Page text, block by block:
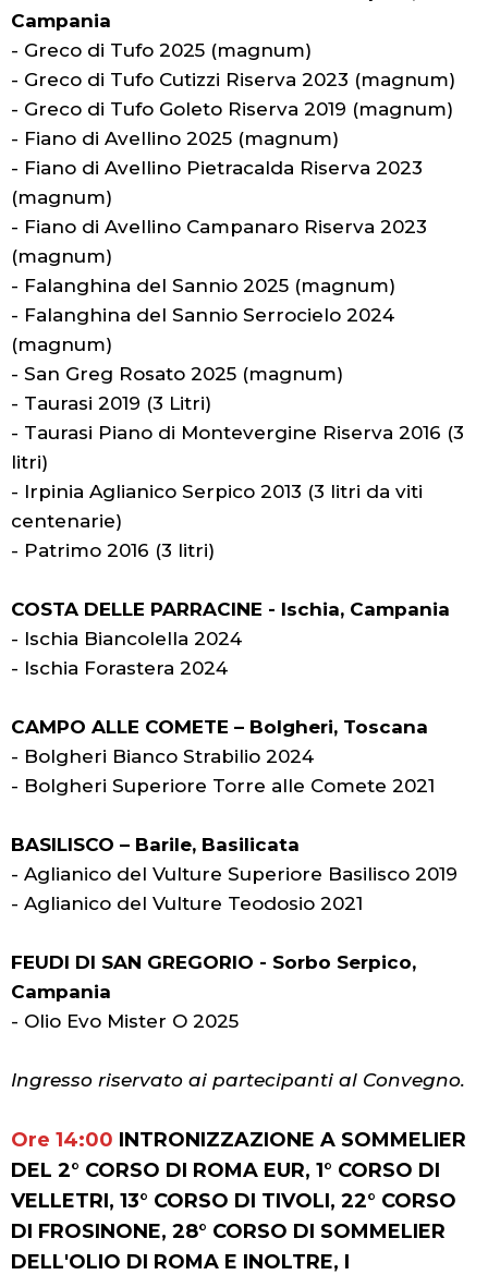
Campania
- Greco di Tufo 2025 (magnum)
- Greco di Tufo Cutizzi Riserva 2023 (magnum)
- Greco di Tufo Goleto Riserva 2019 (magnum)
- Fiano di Avellino 2025 (magnum)
- Fiano di Avellino Pietracalda Riserva 2023
(magnum)
- Fiano di Avellino Campanaro Riserva 2023
(magnum)
- Falanghina del Sannio 2025 (magnum)
- Falanghina del Sannio Serrocielo 2024
(magnum)
- San Greg Rosato 2025 (magnum)
- Taurasi 2019 (3 Litri)
- Taurasi Piano di Montevergine Riserva 2016 (3
litri)
- Irpinia Aglianico Serpico 2013 (3 litri da viti
centenarie)
- Patrimo 2016 (3 litri)
COSTA DELLE PARRACINE - Ischia, Campania
- Ischia Biancolella 2024
- Ischia Forastera 2024
CAMPO ALLE COMETE – Bolgheri, Toscana
- Bolgheri Bianco Strabilio 2024
- Bolgheri Superiore Torre alle Comete 2021
BASILISCO – Barile, Basilicata
- Aglianico del Vulture Superiore Basilisco 2019
- Aglianico del Vulture Teodosio 2021
FEUDI DI SAN GREGORIO - Sorbo Serpico,
Campania
- Olio Evo Mister O 2025
Ingresso riservato ai partecipanti al Convegno.
Ore 14:00 INTRONIZZAZIONE A SOMMELIER
DEL 2° CORSO DI ROMA EUR, 1° CORSO DI
VELLETRI, 13° CORSO DI TIVOLI, 22° CORSO
DI FROSINONE, 28° CORSO DI SOMMELIER
DELL'OLIO DI ROMA E INOLTRE, I